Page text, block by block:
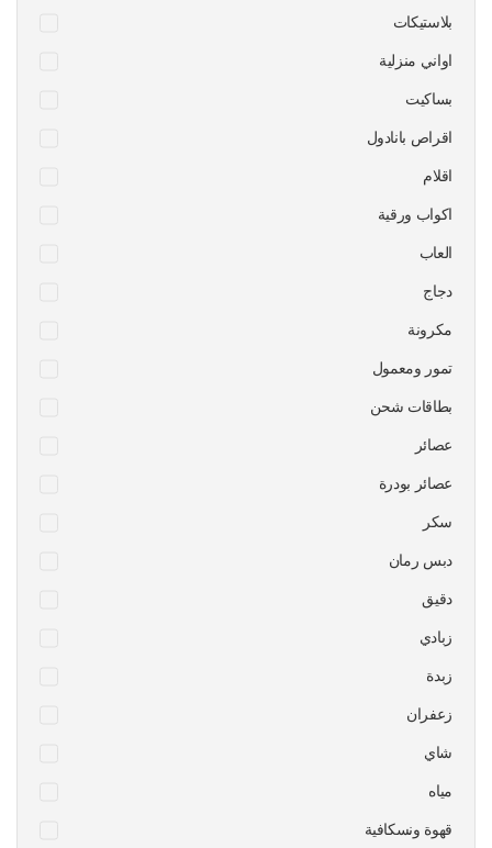
بلاستيكات
اواني منزلية
بساكيت
اقراص بانادول
اقلام
اكواب ورقية
العاب
دجاج
مكرونة
تمور ومعمول
بطاقات شحن
عصائر
عصائر بودرة
سكر
دبس رمان
دقيق
زبادي
زبدة
زعفران
شاي
مياه
قهوة ونسكافية